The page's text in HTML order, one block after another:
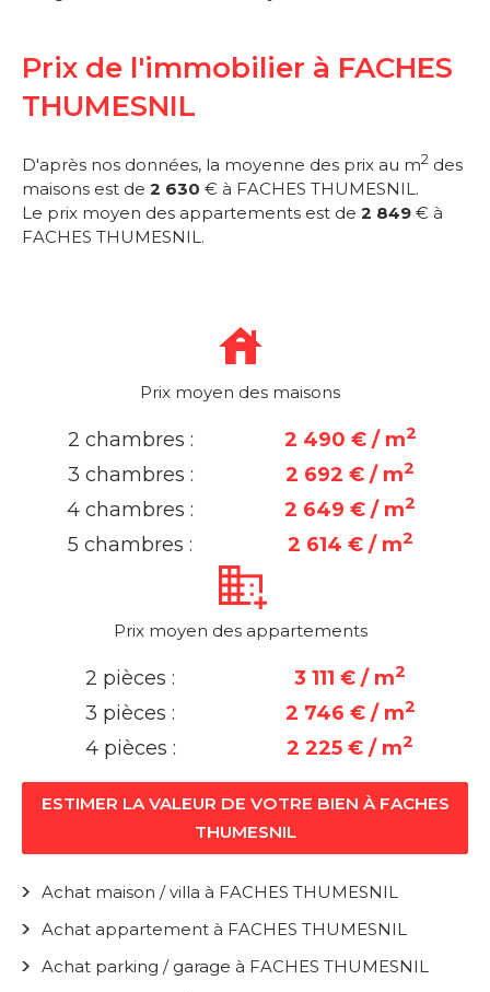
Prix de l'immobilier à FACHES
THUMESNIL
D'après nos données, la moyenne des prix au m2 des
maisons est de 2 630 € à FACHES THUMESNIL.
Le prix moyen des appartements est de 2 849 € à
FACHES THUMESNIL.
Prix moyen des maisons
2 chambres : 2 490 € / m2
3 chambres : 2 692 € / m2
4 chambres : 2 649 € / m2
5 chambres : 2 614 € / m2
Prix moyen des appartements
2 pièces : 3 111 € / m2
3 pièces : 2 746 € / m2
4 pièces : 2 225 € / m2
ESTIMER LA VALEUR DE VOTRE BIEN À FACHES
THUMESNIL
Achat maison / villa à FACHES THUMESNIL
Achat appartement à FACHES THUMESNIL
Achat parking / garage à FACHES THUMESNIL